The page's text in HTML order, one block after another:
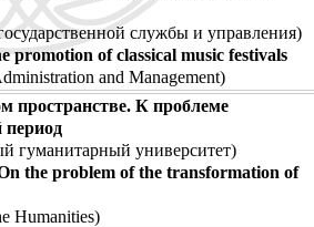
службы и управления)
promotion of classical music festivals
and Management)
пространстве. К проблеме
период
гуманитарный университет)
the problem of the transformation of
Humanities)